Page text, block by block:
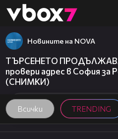
👾
Всички TRENDING
Новините на NOVA
ТЪРСЕНЕТО
провери адрес в София за
(СНИМКИ)
03:37